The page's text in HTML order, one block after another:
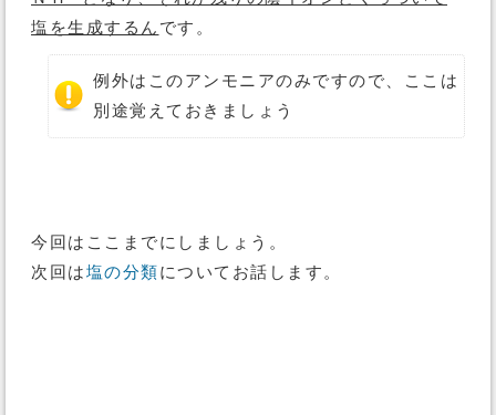
塩を生成するん です。
例外はこのアンモニアのみですので、ここは
別途覚えておきましょう
今回はここまでにしましょう。
次回は塩の分類についてお話します。